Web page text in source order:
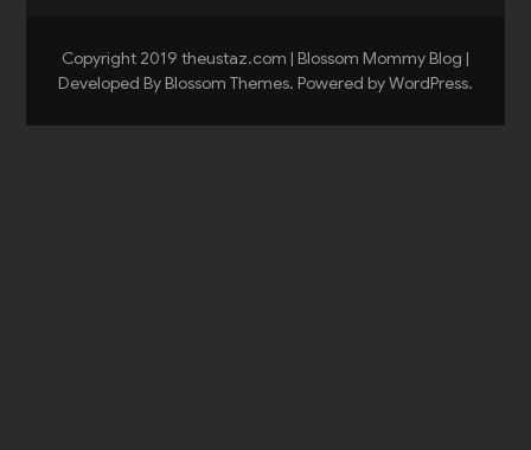
Copyright 2019 theustaz.com | Blossom Mommy Blog |
Developed By Blossom Themes. Powered byWordPress.